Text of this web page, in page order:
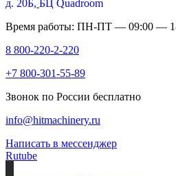
д. 20Б, БЦ Quadroom
Время работы: ПН-ПТ — 09:00 —
8 800-220-2-220
+7 800-301-55-89
Звонок по России бесплатно
info@hitmachinery.ru
Написать в мессенджер
Rutube